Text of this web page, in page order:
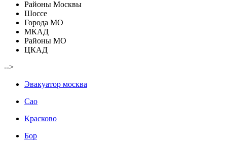
Районы Москвы
Шоссе
Города МО
МКАД
Районы МО
ЦКАД
-->
Эвакуатор москва
Сао
Красково
Бор